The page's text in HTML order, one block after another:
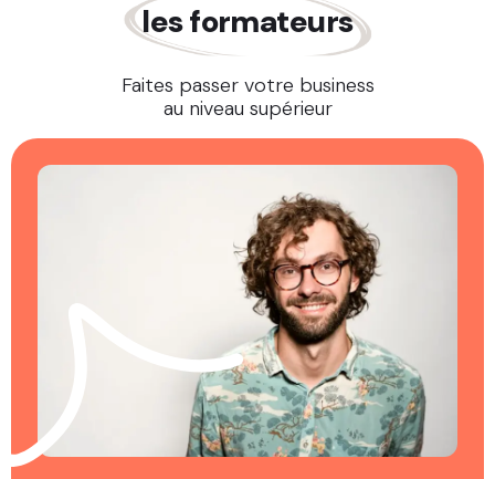
les formateurs
Faites passer votre business
au niveau supérieur